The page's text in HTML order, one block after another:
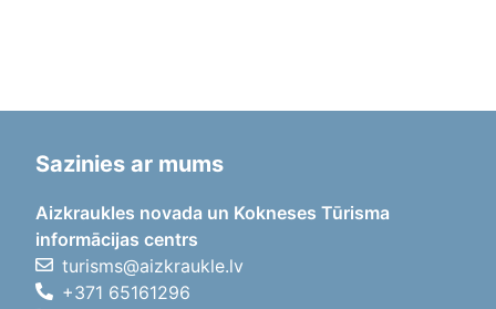
Sazinies ar mums
Aizkraukles novada un Kokneses Tūrisma
informācijas centrs
turisms@aizkraukle.lv
+371 65161296